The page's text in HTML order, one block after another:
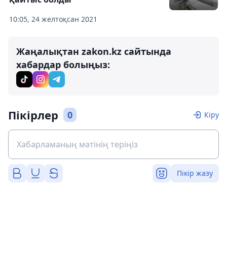
10:05, 24 желтоқсан 2021
Жаңалықтан zakon.kz сайтында
хабардар болыңыз:
Пікірлер 0 Кіру
Пікір жазу